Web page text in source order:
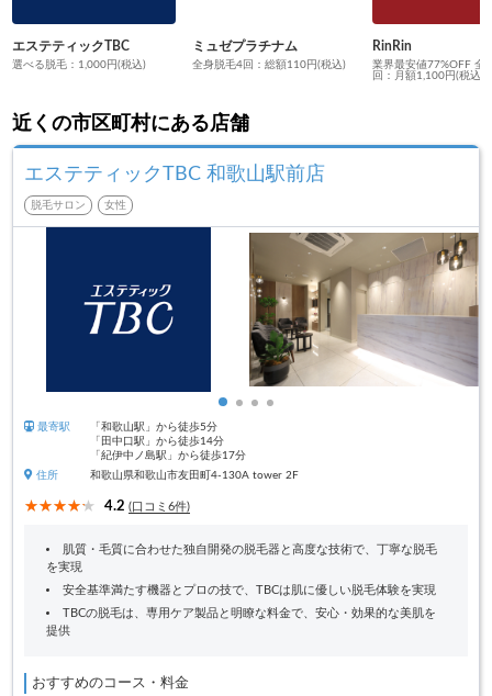
エステティックTBC
選べる脱毛：1,000円(税込)
ミュゼプラチナム
全身脱毛4回：総額110円(税込)
RinRin
業界最安値77%OFF 全
回：月額1,100円(税込)
近くの市区町村にある店舗
エステティックTBC 和歌山駅前店
脱毛サロン 女性
最寄駅
「和歌山駅」から徒歩5分
「田中口駅」から徒歩14分
「紀伊中ノ島駅」から徒歩17分
住所
和歌山県和歌山市友田町4-130A tower 2F
4.2 (口コミ6件)
肌質・毛質に合わせた独自開発の脱毛器と高度な技術で、丁寧な脱毛
を実現
安全基準満たす機器とプロの技で、TBCは肌に優しい脱毛体験を実現
TBCの脱毛は、専用ケア製品と明瞭な料金で、安心・効果的な美肌を
提供
おすすめのコース・料金